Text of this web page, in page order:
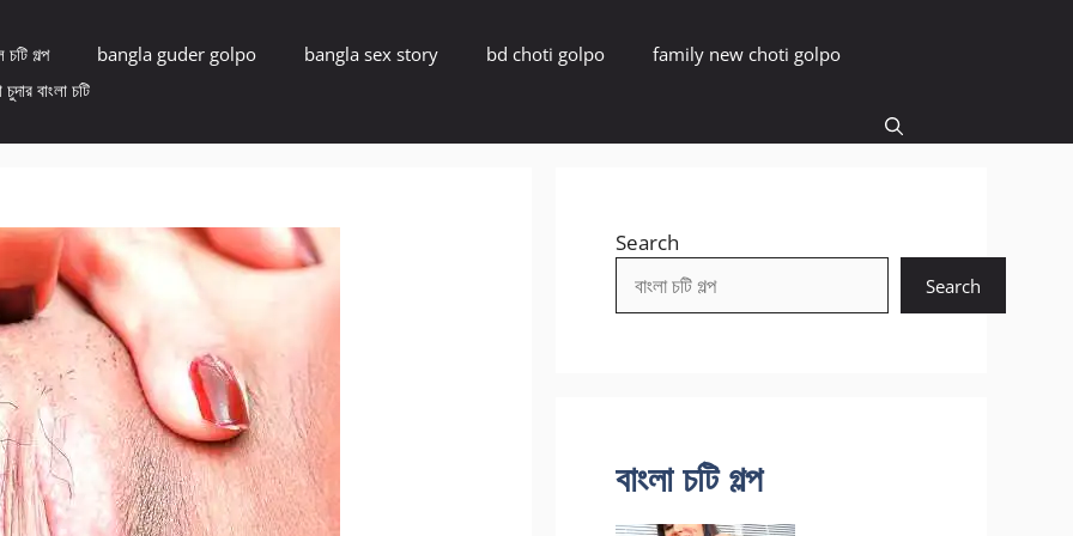
চটি গল্প bangla guder golpo bangla sex story bd choti golpo
family new choti golpo
চুদার বাংলা চটি
Search
Search
বাংলা চটি গল্প